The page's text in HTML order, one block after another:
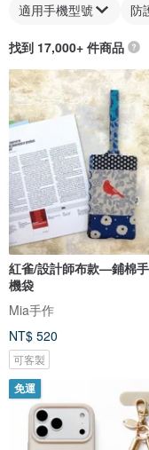
適用手機型號 防
找到 17,000+ 件商品
紅雀/設計師布款—鋪棉
機袋
Mia手作
NT$ 520
可客製
免運